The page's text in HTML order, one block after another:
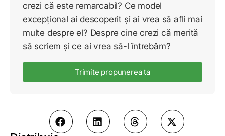
crezi că este remarcabil? Ce model
excepțional ai descoperit și ai vrea să afli mai
multe despre el? Despre cine crezi că merită
să scriem și ce ai vrea să-l întrebăm?
Trimite propunerea ta